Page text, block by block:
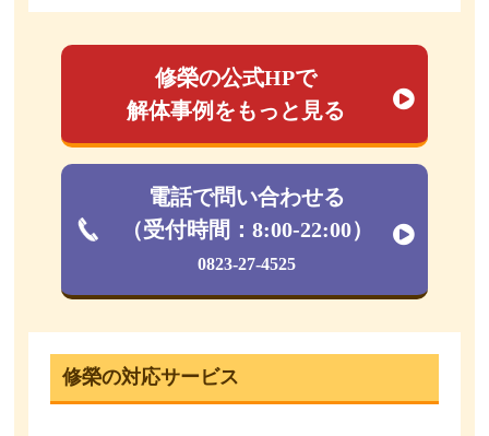
修榮の公式HPで
解体事例をもっと見る
電話で問い合わせる
（受付時間：8:00-22:00）
0823-27-4525
修榮の対応サービス